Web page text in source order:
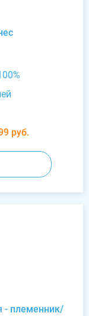
руб.
- племенник/